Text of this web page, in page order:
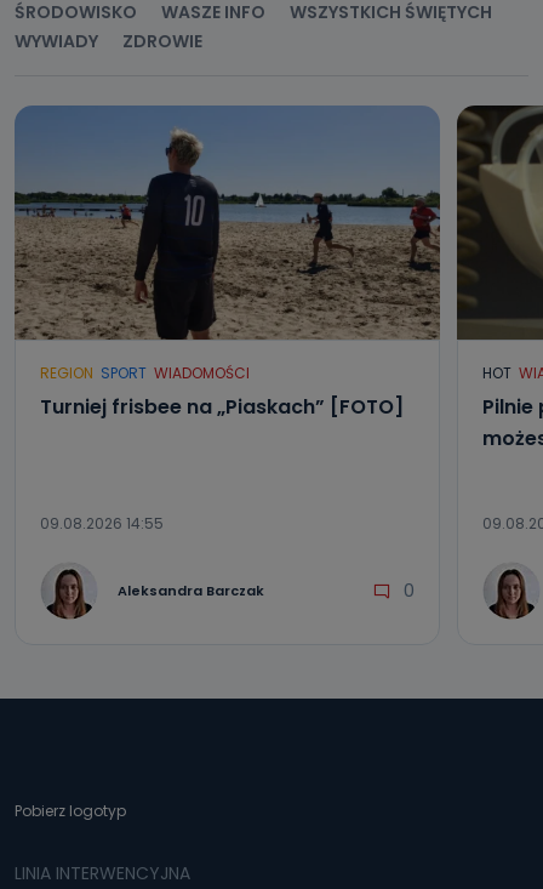
Jak skontaktować się z inspektorem
Można to zrobić pod numerem telefonu 62 735-51-05 lub
e-mailowo pod adresem: poczta@tvproart.pl
ŚRODOWISKO WASZE INFO
WSZYSTKICH ŚWIĘTYCH
WYWIADY
ZDROWIE
REGION SPORT WIADOMOŚCI
Turniej frisbee na „Piaskach” [FOTO]
09.08.2026 14:55
Aleksandra Barczak 0
HOT
Pobierz logotyp
LINIA INTERWENCYJNA